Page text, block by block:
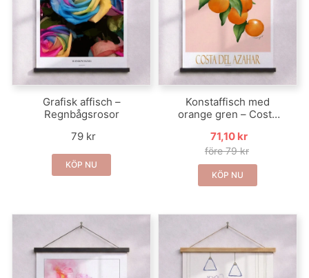
Grafisk affisch –
Regnbågsrosor
79 kr
KÖP NU
Konstaffisch med
orange gren – Costa
71,10 kr
före 79 kr
KÖP NU